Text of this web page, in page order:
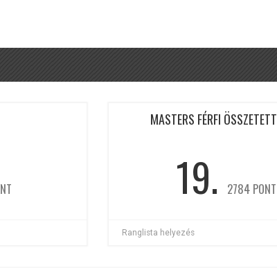
MASTERS FÉRFI ÖSSZETETT
19. 2784 PONT
Ranglista helyezés